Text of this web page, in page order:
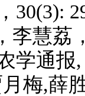
30(3):
李慧
学通报,
梅,薛